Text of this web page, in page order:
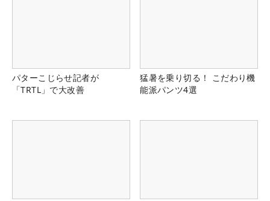
パターこじらせ記者が
「TRTL」で大改善
猛暑を乗り切る！ こだわり機
能派パンツ4選